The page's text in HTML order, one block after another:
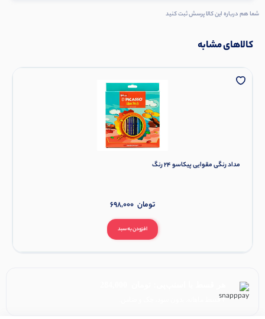
شما هم درباره این کالا پرسش ثبت کنید
کالاهای مشابه
مداد رنگی مقوایی پیکاسو 24 رنگ
افزودن به سبد
698,000 تومان
۴ قسط ماهانه. بدون سود، چک و ضامن.